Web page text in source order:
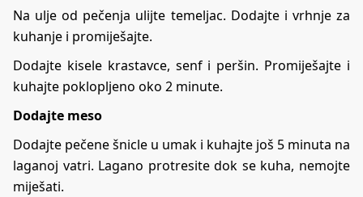
Na ulje od pečenja ulijte temeljac. Dodajte i vrhnje za
kuhanje i promiješajte.
Dodajte kisele krastavce, senf i peršin. Promiješajte i
kuhajte poklopljeno oko 2 minute.
Dodajte meso
Dodajte pečene šnicle u umak i kuhajte još 5 minuta na
laganoj vatri. Lagano protresite dok se kuha, nemojte
miješati.